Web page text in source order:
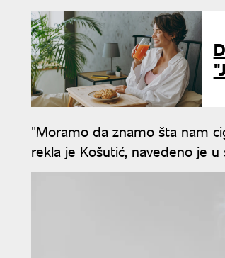
"Moramo da znamo šta nam
rekla je Košutić, navedeno je u